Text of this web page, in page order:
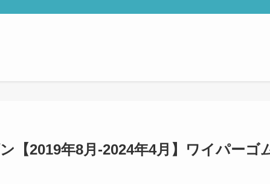
【2019年8月-2024年4月】ワイパーゴ